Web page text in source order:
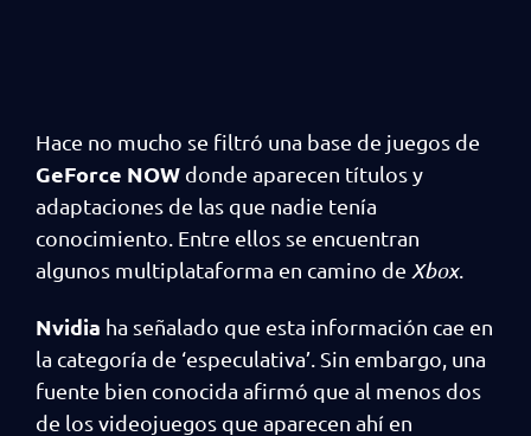
Hace no mucho se filtró una base de juegos de
GeForce NOW donde aparecen títulos y
adaptaciones de las que nadie tenía
conocimiento. Entre ellos se encuentran
algunos multiplataforma en camino de Xbox.
Nvidia ha señalado que esta información cae en
la categoría de ‘especulativa’. Sin embargo, una
fuente bien conocida afirmó que al menos dos
de los videojuegos que aparecen ahí en